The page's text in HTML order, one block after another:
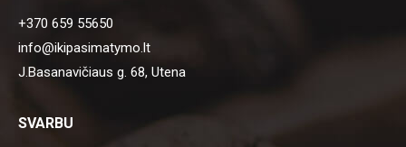
+370 659 55650
info@ikipasimatymo.lt
J.Basanavičiaus g. 68, Utena
SVARBU